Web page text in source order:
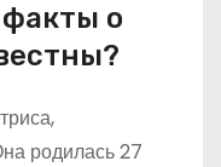
о
родилась 27